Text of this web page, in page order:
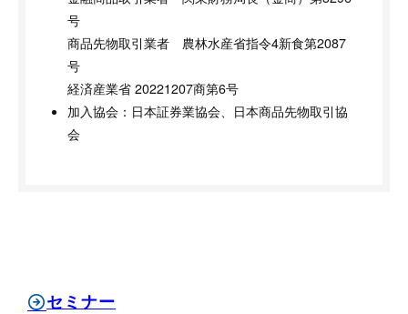
号
商品先物取引業者 農林水産省指令4新食第2087
号
経済産業省 20221207商第6号
加入協会：日本証券業協会、日本商品先物取引協
会
セミナー